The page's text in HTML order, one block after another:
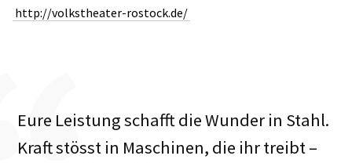
http://volkstheater-rostock.de/
Eure Leistung schafft die Wunder in Stahl.
Kraft stösst in Maschinen, die ihr treibt –